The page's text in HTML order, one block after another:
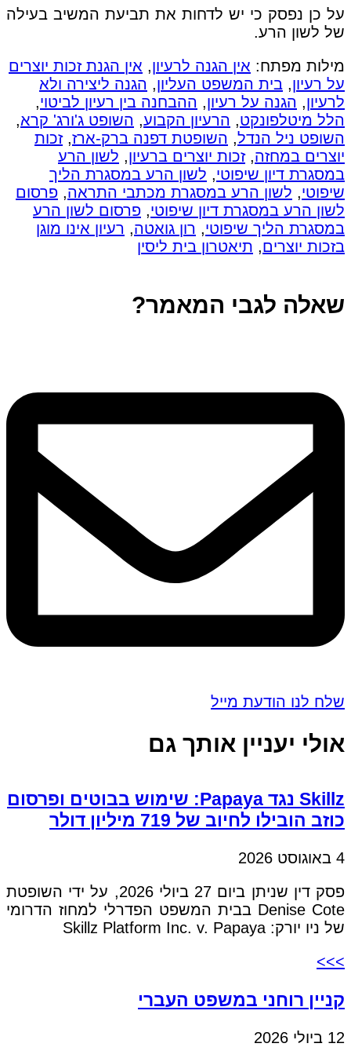
על כן נפסק כי יש לדחות את תביעת המשיב בעילה
של לשון הרע.
מילות מפתח: אין הגנה לרעיון, אין הגנת זכות יוצרים
על רעיון, בית המשפט העליון, הגנה ליצירה ולא
לרעיון, הגנה על רעיון, ההבחנה בין רעיון לביטוי,
הלל מיטלפונקט, הרעיון הקבוע, השופט ג'ורג' קרא,
השופט ניל הנדל, השופטת דפנה ברק-ארז,זכות
יוצרים במחזה,זכות יוצרים ברעיון, לשון הרע
במסגרת דיון שיפוטי, לשון הרע במסגרת הליך
שיפוטי, לשון הרע במסגרת מכתבי התראה, פרסום
לשון הרע במסגרת דיון שיפוטי, פרסום לשון הרע
במסגרת הליך שיפוטי, רון גואטה, רעיון אינו מוגן
בזכות יוצרים, תיאטרון בית ליסין
שאלה לגבי המאמר?
שלח לנו הודעת מייל
אולי יעניין אותך גם
Skillz נגד Papaya: שימוש בבוטים ופרסום
כוזב הובילו לחיוב של 719 מיליון דולר
4 באוגוסט 2026
פסק דין שניתן ביום 27 ביולי 2026, על ידי השופטת
Denise Cote בבית המשפט הפדרלי למחוז הדרומי
של ניו יורק: Skillz Platform Inc. v. Papaya
>>>
קניין רוחני במשפט העברי
12 ביולי 2026